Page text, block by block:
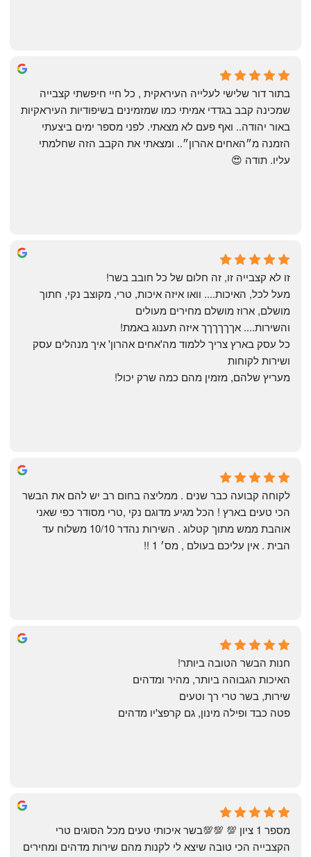
שי
4 months ago
Yonatan Menashe
6 months ago
עליו. תודה 😍
Shahaf Bendarker
6 months ago
זו לא קצבייה זו, זה חלום של כל חובב בשר!
מושלם, ארוז מושלם מחירים מעולים
והשירות.... אךךךךךך איזה תענוג באמת!
ושירות לקוחות
מעריץ שלהם, מזמין מהם כמה שרק יכול!
Annael Annael
8 months ago
הבית . אין עליכם בעולם , מס׳ 1 !!
The Artechology
a year ago
חנות הבשר הטובה ביותר!
האיכות הגבוהה ביותר, מהיר ומדהים
שירות, בשר טרי רך וטעים
פטה כבד ופילה מינון, גם קרפצ'יו מדהים